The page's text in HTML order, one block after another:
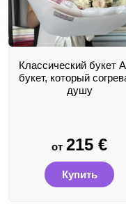
Классический букет
букет, который
душу
от 215 €
Купить